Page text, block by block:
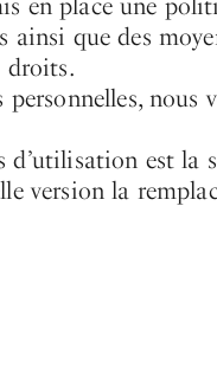
en place une
ainsi que des
droits.
nous
est la
version la